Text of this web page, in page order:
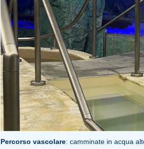
Percorso vascolare: camminate in acqua